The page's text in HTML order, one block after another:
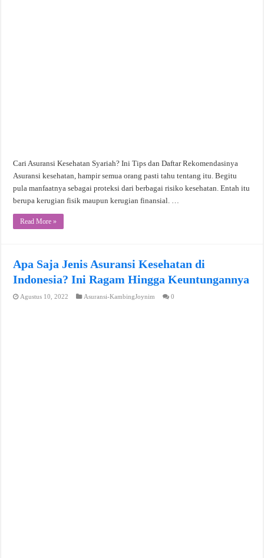
Cari Asuransi Kesehatan Syariah? Ini Tips dan Daftar Rekomendasinya
Asuransi kesehatan, hampir semua orang pasti tahu tentang itu. Begitu
pula manfaatnya sebagai proteksi dari berbagai risiko kesehatan. Entah itu
berupa kerugian fisik maupun kerugian finansial. …
Read More »
Apa Saja Jenis Asuransi Kesehatan di
Indonesia? Ini Ragam Hingga Keuntungannya
Agustus 10, 2022 Asuransi-KambingJoynim 0